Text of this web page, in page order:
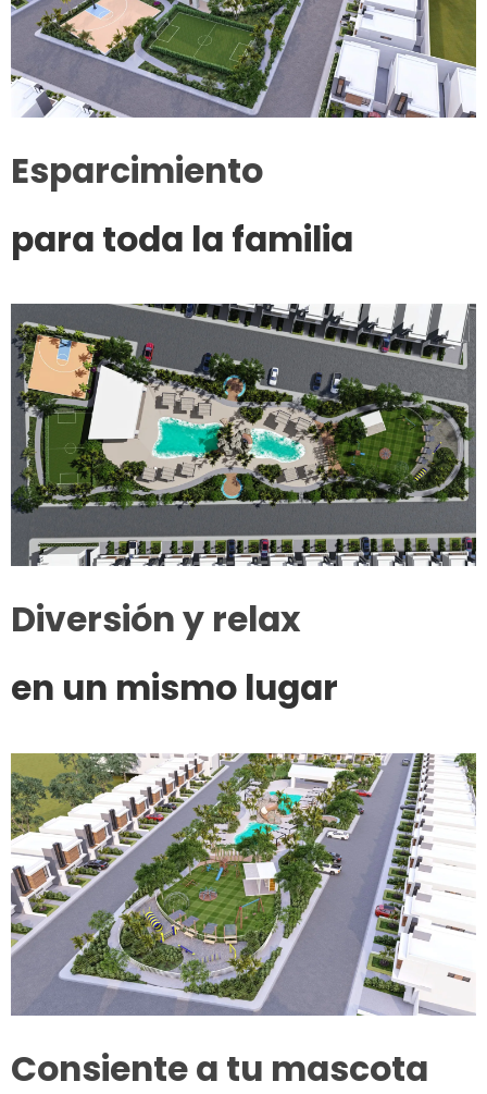
Esparcimiento
para toda la familia
Diversión y relax
en un mismo lugar
Consiente a tu mascota